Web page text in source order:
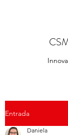
Entrada
Daniela